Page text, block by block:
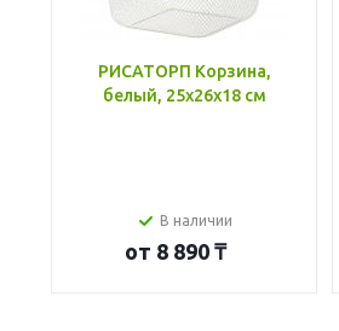
РИСАТОРП Корзина,
белый, 25x26x18 см
В наличии
от 8 890 ₸